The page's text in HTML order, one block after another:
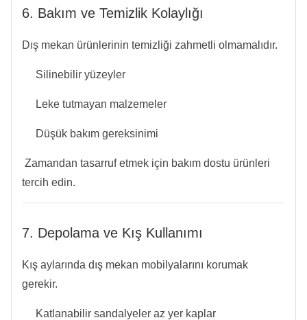
6. Bakım ve Temizlik Kolaylığı
Dış mekan ürünlerinin temizliği zahmetli olmamalıdır.
Silinebilir yüzeyler
Leke tutmayan malzemeler
Düşük bakım gereksinimi
Zamandan tasarruf etmek için bakım dostu ürünleri
tercih edin.
7. Depolama ve Kış Kullanımı
Kış aylarında dış mekan mobilyalarını korumak
gerekir.
Katlanabilir sandalyeler az yer kaplar